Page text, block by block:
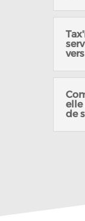
elle
de